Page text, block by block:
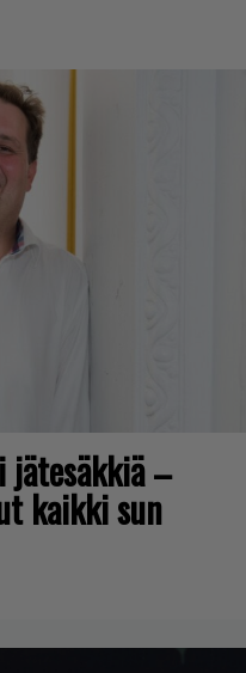
jätesäkkiä –
kaikki sun